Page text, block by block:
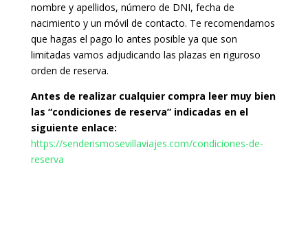
nombre y apellidos, número de DNI, fecha de
nacimiento y un móvil de contacto. Te recomendamos
que hagas el pago lo antes posible ya que son
limitadas vamos adjudicando las plazas en riguroso
orden de reserva.
Antes de realizar cualquier compra leer muy bien
las “condiciones de reserva” indicadas en el
siguiente enlace:
https://senderismosevillaviajes.com/condiciones-de-
reserva